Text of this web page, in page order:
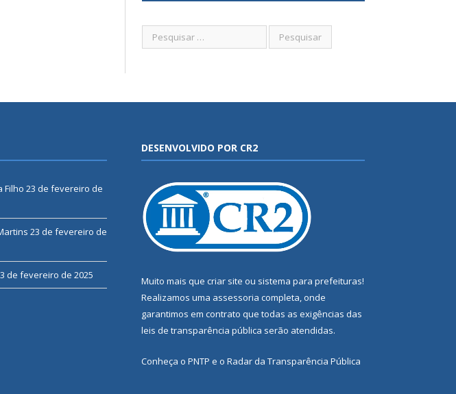
Filho 23 de fevereiro de
23 de fevereiro de
de fevereiro de 2025
DESENVOLVIDO POR CR2
Muito mais que criar site ou sistema para prefeituras!
Realizamos uma assessoria completa, onde
garantimos em contrato que todas as exigências das
leis de transparência pública serão atendidas.
Conheça o PNTP e o Radar da Transparência Pública